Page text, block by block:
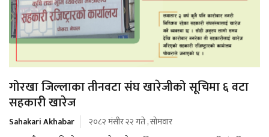
गोरखा जिल्लाका तीनवटा संघ खारेजीको सूचिमा ६ वटा
सहकारी खारेज
Sahakari Akhabar
२०८२ मंसीर २२ गते , सोमवार